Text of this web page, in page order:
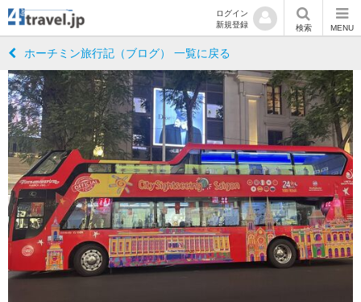
ログイン
新規登録
検索 MENU
ホーチミン旅行記（ブログ） 一覧に戻る